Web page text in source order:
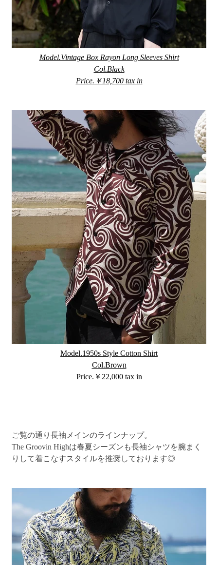
Model.Vintage Box Rayon Long Sleeves Shirt
Col.Black
Price.￥18,700 tax in
Model.1950s Style Cotton Shirt
Col.Brown
Price.￥22,000 tax in
ご覧の通り長袖メインのラインナップ。
The Groovin Highは春夏シーズンも長袖シャツを腕まく
りして着こなすスタイルを推奨しております◎